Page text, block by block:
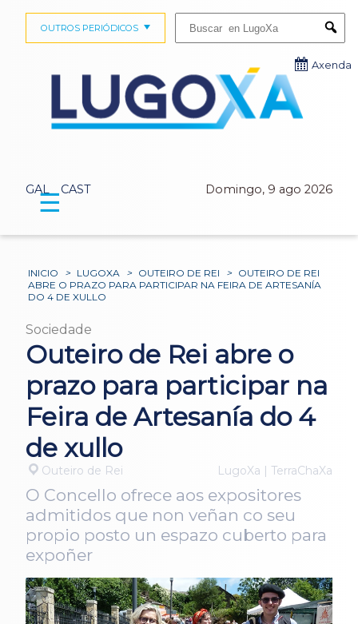
GAL CAST Domingo, 9 ago 2026
OUTROS PERIÓDICOS
Axenda
☰
INICIO > LUGOXA > OUTEIRO DE REI > OUTEIRO DE REI
ABRE O PRAZO PARA PARTICIPAR NA FEIRA DE ARTESANÍA
DO 4 DE XULLO
Sociedade
Outeiro de Rei abre o
prazo para participar na
Feira de Artesanía do 4
de xullo
Outeiro de Rei LugoXa | TerraChaXa
O Concello ofrece aos expositores
admitidos que non veñan co seu
propio posto un espazo cuberto para
expoñer